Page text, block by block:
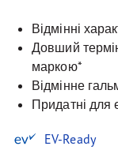
Відмінні
Довший
маркою*
Відмінне
Придатні для
EV-Ready